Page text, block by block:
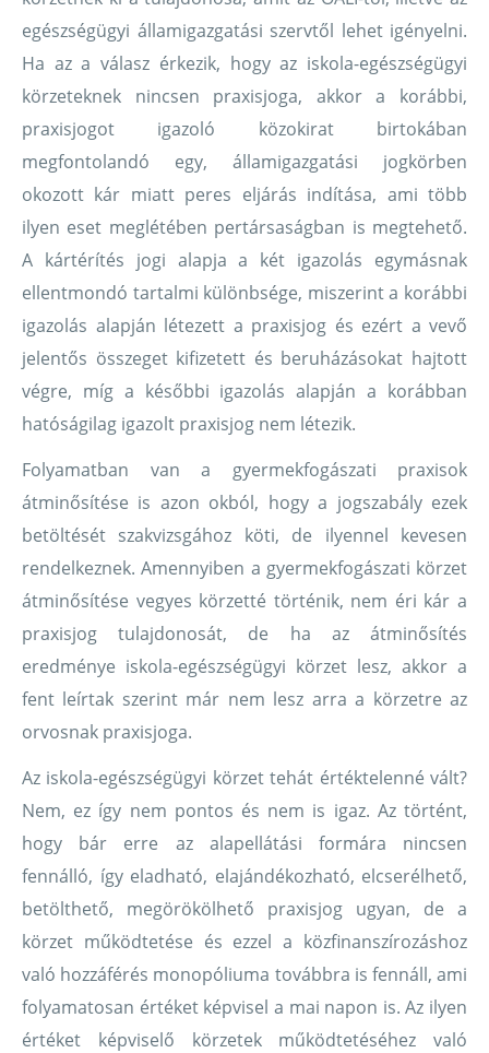
egészségügyi államigazgatási szervtől lehet igényelni.
Ha az a válasz érkezik, hogy az iskola-egészségügyi
körzeteknek nincsen praxisjoga, akkor a korábbi,
praxisjogot igazoló közokirat birtokában
megfontolandó egy, államigazgatási jogkörben
okozott kár miatt peres eljárás indítása, ami több
ilyen eset meglétében pertársaságban is megtehető.
A kártérítés jogi alapja a két igazolás egymásnak
ellentmondó tartalmi különbsége, miszerint a korábbi
igazolás alapján létezett a praxisjog és ezért a vevő
jelentős összeget kifizetett és beruházásokat hajtott
végre, míg a későbbi igazolás alapján a korábban
hatóságilag igazolt praxisjog nem létezik.
Folyamatban van a gyermekfogászati praxisok
átminősítése is azon okból, hogy a jogszabály ezek
betöltését szakvizsgához köti, de ilyennel kevesen
rendelkeznek. Amennyiben a gyermekfogászati körzet
átminősítése vegyes körzetté történik, nem éri kár a
praxisjog tulajdonosát, de ha az átminősítés
eredménye iskola-egészségügyi körzet lesz, akkor a
fent leírtak szerint már nem lesz arra a körzetre az
orvosnak praxisjoga.
Az iskola-egészségügyi körzet tehát értéktelenné vált?
Nem, ez így nem pontos és nem is igaz. Az történt,
hogy bár erre az alapellátási formára nincsen
fennálló, így eladható, elajándékozható, elcserélhető,
betölthető, megörökölhető praxisjog ugyan, de a
körzet működtetése és ezzel a közfinanszírozáshoz
való hozzáférés monopóliuma továbbra is fennáll, ami
folyamatosan értéket képvisel a mai napon is. Az ilyen
értéket képviselő körzetek működtetéséhez való